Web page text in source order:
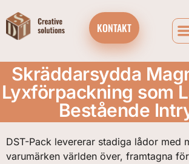
KONTAKT
Skräddarsydda
Lyxförpackning som
Bestående
DST-Pack levererar stadiga lådor med
varumärken världen över, framtagna